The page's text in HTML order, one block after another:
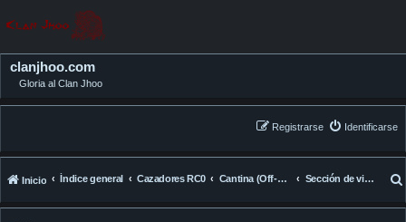
clanjhoo.com
Gloria al Clan Jhoo
Identificarse
Registrarse
Inicio Índice general Cazadores RC0 Cantina (Off-Topic) Sección de videos